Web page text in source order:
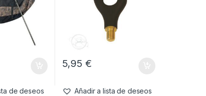
de deseos
5,95 €
Añadir a lista de deseos